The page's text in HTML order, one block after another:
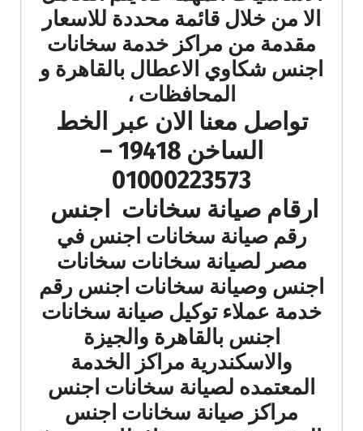
الا من خلال قائمة محددة للاسعار
مقدمة من مراكز خدمة سخانات
اجنس شكاوي الاعطال بالقاهرة و
المحافظات ،
تواصل معنا الان عبر الخط
الساخن 19418 –
01000223573
ارقام صيانة سخانات اجنس
رقم صيانة سخانات اجنس في
مصر لصيانة سخانات سخانات
اجنس وصيانة سخانات اجنس رقم
خدمة عملاء توكيل صيانة سخانات
اجنس بالقاهرة والجيزة
والاسكندرية مراكز الخدمة
المعتمده لصيانة سخانات اجنس
مراكز صيانة سخانات اجنس